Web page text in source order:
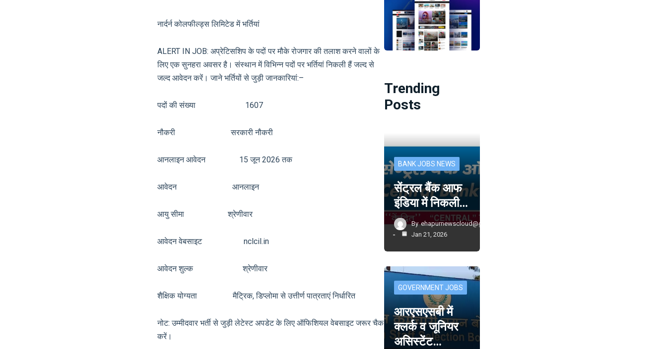
नार्दर्न कोलफील्ड्स लिमिटेड में भर्तियां
ALERT IN JOB: अप्रेटिसशिप के पदों पर मौके रोजगार की तलाश करने वालों के
लिए एक सुनहरा अवसर है। संस्थान में विभिन्न पदों पर भर्तियां निकली हैं जल्द से
जल्द आवेदन करें। जाने भर्तियों से जुड़ी जानकारियां:–
पदों की संख्या 1607
नौकरी सरकारी नौकरी
आनलाइन आवेदन 15 जून 2026 तक
आवेदन आनलाइन
आयु सीमा श्रेणीवार
आवेदन वेबसाइट nclcil.in
आवेदन शुल्क श्रेणीवार
शैक्षिक योग्यता मैट्रिक, डिप्लोमा से उत्तीर्ण पात्रताएं निर्धारित
नोट: उम्मीदवार भर्ती से जुड़ी लेटेस्ट अपडेट के लिए ऑफिशियल वेबसाइट जरूर चैक
करें।
Trending
Posts
BANK JOBS NEWS
सेंट्रल बैंक आफ
इंडिया में निकली…
By ehapurnewscloud@gmail.com
Jan 21, 2026
GOVERNMENT JOBS
आरएसएसबी में
क्लर्क व जूनियर
असिस्टेंट…